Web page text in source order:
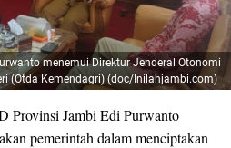
menemui Direktur Jenderal Otonomi
(Otda Kemendagri) (doc/Inilahjambi.com)
Provinsi Jambi Edi Purwanto
pemerintah dalam menciptakan